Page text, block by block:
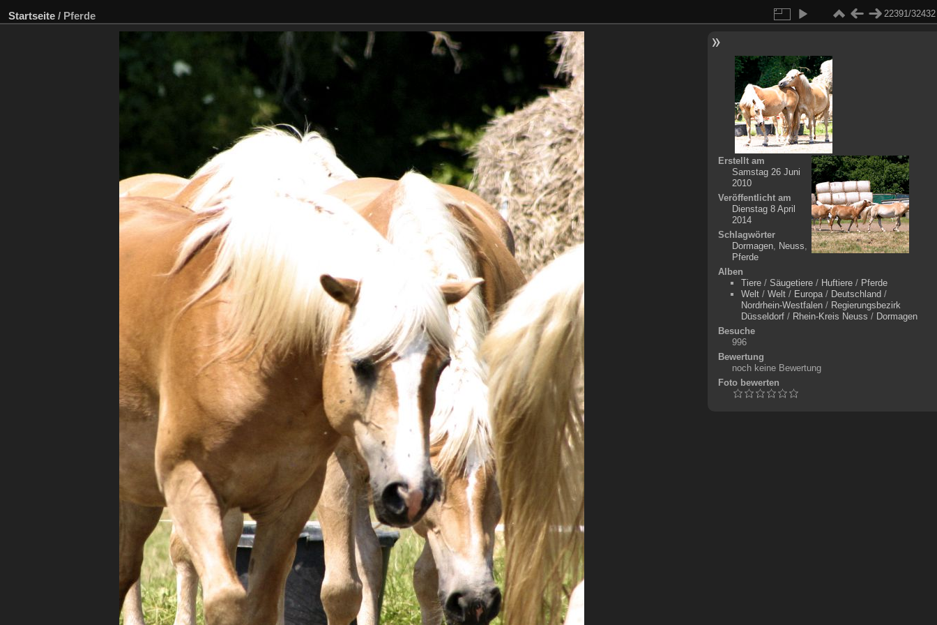
Startseite / Pferde 22391/32432
Erstellt am
Samstag 26 Juni
2010
Veröffentlicht am
Dienstag 8 April
2014
Schlagwörter
Dormagen, Neuss,
Pferde
Alben
Tiere/ Säugetiere/ Huftiere/ Pferde
Welt/ Welt/ Europa/ Deutschland /
Nordrhein-Westfalen/ Regierungsbezirk
Düsseldorf/ Rhein-Kreis Neuss / Dormagen
Besuche
996
Bewertung
noch keine Bewertung
Foto bewerten